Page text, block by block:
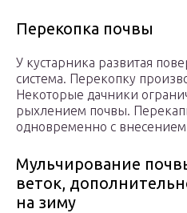
Перекопка почвы
У кустарника развитая
система. Перекопку
Некоторые дачники
рыхлением почвы.
одновременно с
Мульчирование
веток,
на зиму